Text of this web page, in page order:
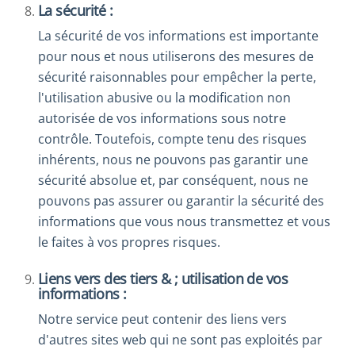
La sécurité :
La sécurité de vos informations est importante
pour nous et nous utiliserons des mesures de
sécurité raisonnables pour empêcher la perte,
l'utilisation abusive ou la modification non
autorisée de vos informations sous notre
contrôle. Toutefois, compte tenu des risques
inhérents, nous ne pouvons pas garantir une
sécurité absolue et, par conséquent, nous ne
pouvons pas assurer ou garantir la sécurité des
informations que vous nous transmettez et vous
le faites à vos propres risques.
Liens vers des tiers & ; utilisation de vos
informations :
Notre service peut contenir des liens vers
d'autres sites web qui ne sont pas exploités par